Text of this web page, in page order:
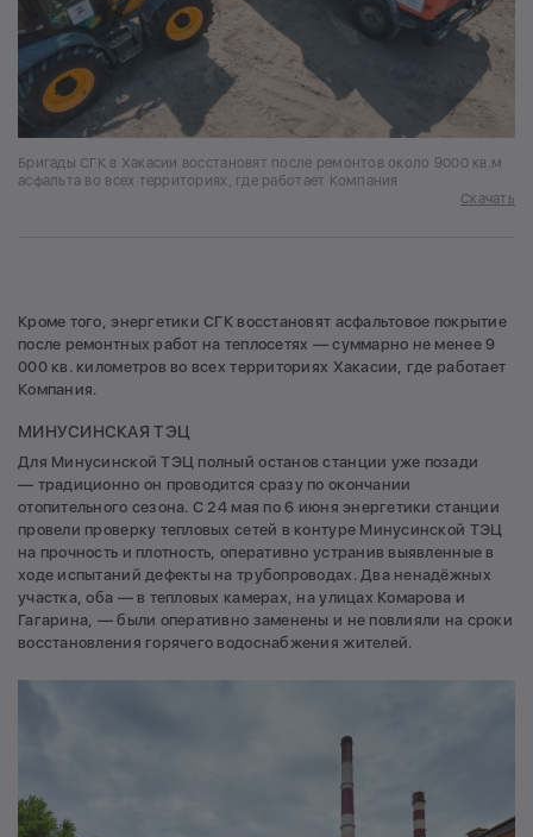
Бригады СГК в Хакасии восстановят после ремонтов около 9000 кв.м
асфальта во всех территориях, где работает Компания
Скачать
Кроме того, энергетики СГК восстановят асфальтовое покрытие
после ремонтных работ на теплосетях — суммарно не менее 9
000 кв. километров во всех территориях Хакасии, где работает
Компания.
МИНУСИНСКАЯ ТЭЦ
Для Минусинской ТЭЦ полный останов станции уже позади
— традиционно он проводится сразу по окончании
отопительного сезона. С 24 мая по 6 июня энергетики станции
провели проверку тепловых сетей в контуре Минусинской ТЭЦ
на прочность и плотность, оперативно устранив выявленные в
ходе испытаний дефекты на трубопроводах. Два ненадёжных
участка, оба — в тепловых камерах, на улицах Комарова и
Гагарина, — были оперативно заменены и не повлияли на сроки
восстановления горячего водоснабжения жителей.